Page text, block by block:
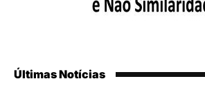
Últimas Notícias